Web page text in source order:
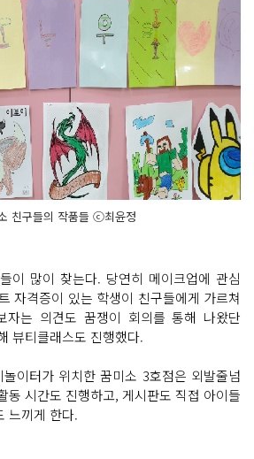
친구들의 작품들 ⓒ최윤정
이 많이 찾는다. 당연히 메이크업에 관심
자격증이 있는 학생이 친구들에게 가르쳐
자는 의견도 꿈쟁이 회의를 통해 나왔단
뷰티클래스도 진행했다.
이터가 위치한 꿈미소 3호점은 외발줄넘
동 시간도 진행하고, 게시판도 직접 아이들
느끼게 한다.